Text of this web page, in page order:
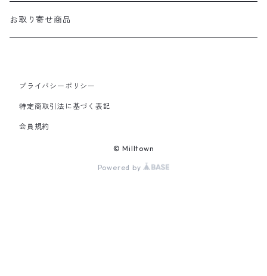
Tシャツ
Mendota
マナー袋用ケース
おやつ入れ
Tシャツ
2 Way おやつケース
Cap
お取り寄せ商品
プライバシーポリシー
特定商取引法に基づく表記
会員規約
© Milltown
Powered by